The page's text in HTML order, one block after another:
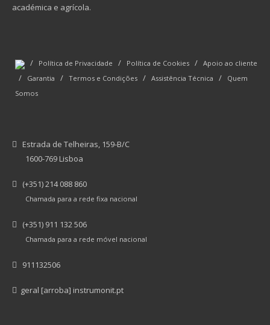
académica e agrícola.
/ Política de Privacidade / Política de Cookies / Apoio ao cliente
/ Garantia / Termos e Condições / Assistência Técnica /
Quem
Somos
Estrada de Telheiras, 159-B/C
1600-769 Lisboa
(+351) 214 088 860
Chamada para a rede fixa nacional
(+351) 911 132 506
Chamada para a rede móvel nacional
911132506
geral [arroba] instrumonit.pt